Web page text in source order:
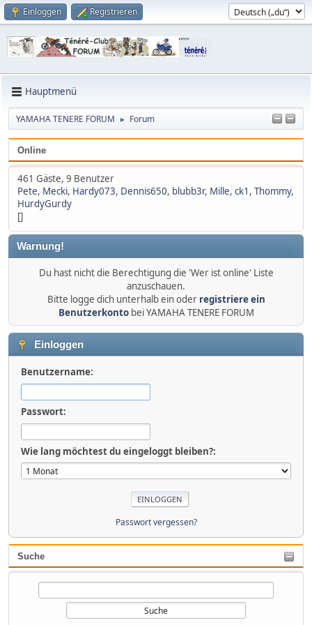
Einloggen Registrieren
Hauptmenü
YAMAHA TENERE FORUM ► Forum
Suche
Online
461 Gäste, 9 Benutzer
Pete, Mecki, Hardy073, Dennis650, blubb3r, Mille, ck1 , Thommy,
HurdyGurdy
[]
Warnung!
Du hast nicht die Berechtigung die 'Wer ist online' Liste
anzuschauen.
Bitte logge dich unterhalb ein oder registriere ein
Benutzerkontobei YAMAHA TENERE FORUM
Einloggen
Benutzername:
Passwort:
Wie lang möchtest du eingeloggt bleiben?:
Passwort vergessen?